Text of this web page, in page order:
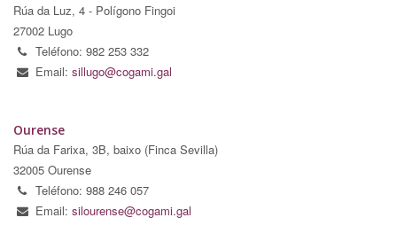
Rúa da Luz, 4 - Polígono Fingoi
27002 Lugo
Teléfono: 982 253 332
Email: sillugo@cogami.gal
Ourense
Rúa da Farixa, 3B, baixo (Finca Sevilla)
32005 Ourense
Teléfono: 988 246 057
Email: silourense@cogami.gal